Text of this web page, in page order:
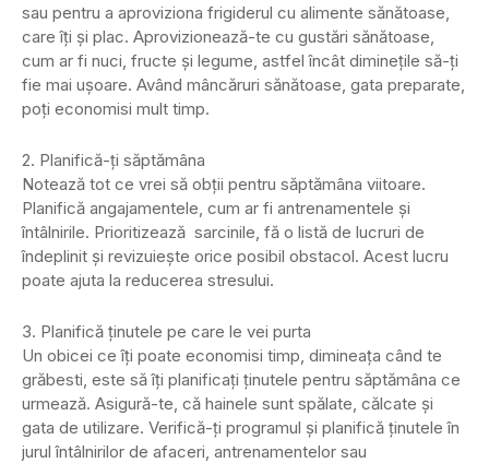
sau pentru a aproviziona frigiderul cu alimente sănătoase,
care îți și plac. Aprovizionează-te cu gustări sănătoase,
cum ar fi nuci, fructe și legume, astfel încât diminețile să-ți
fie mai ușoare. Având mâncăruri sănătoase, gata preparate,
poți economisi mult timp.
2. Planifică-ți săptămâna
Notează tot ce vrei să obții pentru săptămâna viitoare.
Planifică angajamentele, cum ar fi antrenamentele și
întâlnirile. Prioritizează sarcinile, fă o listă de lucruri de
îndeplinit și revizuiește orice posibil obstacol. Acest lucru
poate ajuta la reducerea stresului.
3. Planifică ținutele pe care le vei purta
Un obicei ce îți poate economisi timp, dimineața când te
grăbesti, este să îți planificați ținutele pentru săptămâna ce
urmează. Asigură-te, că hainele sunt spălate, călcate și
gata de utilizare. Verifică-ți programul și planifică ținutele în
jurul întâlnirilor de afaceri, antrenamentelor sau